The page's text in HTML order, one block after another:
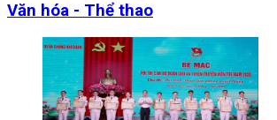
Văn hóa - Thể thao